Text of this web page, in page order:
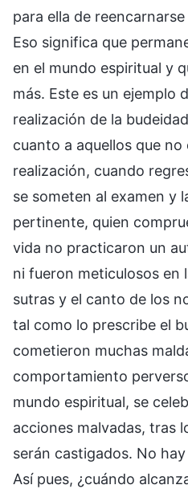
para ella de
Eso significa que
en el mundo espiritual y
más. Este es un ejemplo
realización de la
cuanto a aquellos que no
realización, cuando
se someten al examen y
pertinente, quien
vida no practicaron un
ni fueron meticulosos en
sutras y el canto de los
tal como lo prescribe el
cometieron muchas
comportamiento
mundo espiritual, se
acciones malvadas, tras
serán castigados. No
Así pues, ¿cuándo